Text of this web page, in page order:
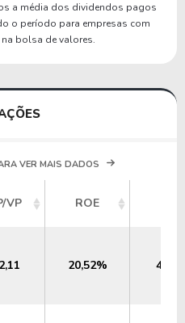
a média dos dividendos pagos
o período para empresas com
bolsa de valores.
VER MAIS DADOS
VP ROE
2,11 20,52%